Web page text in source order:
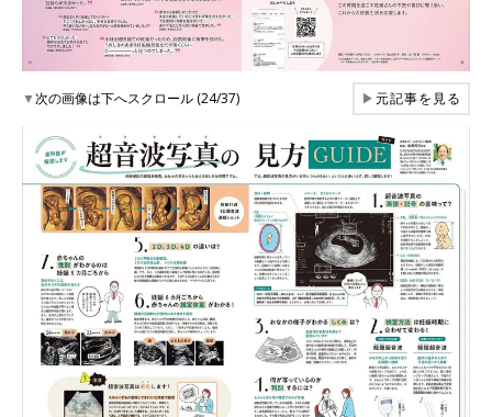
▼次の画像は下へスクロール (24/37) ▶元記事を見る